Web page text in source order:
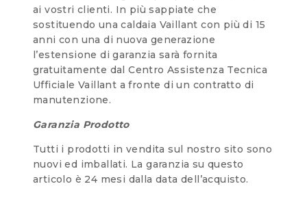
ai vostri clienti. In più sappiate che
sostituendo una caldaia Vaillant con più di 15
anni con una di nuova generazione
l’estensione di garanzia sarà fornita
gratuitamente dal Centro Assistenza Tecnica
Ufficiale Vaillant a fronte di un contratto di
manutenzione.
Garanzia Prodotto
Tutti i prodotti in vendita sul nostro sito sono
nuovi ed imballati. La garanzia su questo
articolo è 24 mesi dalla data dell’acquisto.